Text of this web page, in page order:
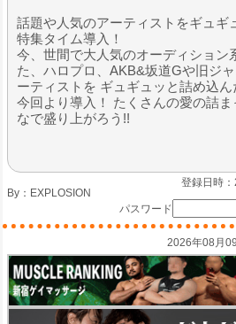
話題や人気のアーティストをギュギ
特集タイム導入！
今、世間で大人気のオーディション
た、ハロプロ、AKB&坂道Gや旧ジ
ーティストを ギュギュッと詰め込
今回より導入！ たくさんの愛の詰
なで盛り上がろう!!
登録日時
By： EXPLOSION
パスワード
2026年08月